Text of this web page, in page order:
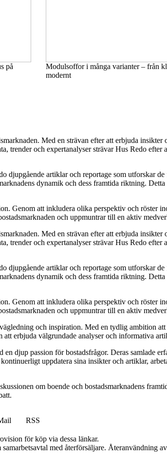
på
Modulsoffor i många varianter – från
modernt
Med en strävan efter att erbjuda
trender och expertanalyser strävar Hus Redo
artiklar och reportage som utforskar
dynamik och dess framtida riktning.
Genom att inkludera olika perspektiv och röster
och uppmuntrar till en aktiv
Med en strävan efter att erbjuda
trender och expertanalyser strävar Hus Redo
artiklar och reportage som utforskar
dynamik och dess framtida riktning.
Genom att inkludera olika perspektiv och röster
och uppmuntrar till en aktiv
och inspiration. Med en tydlig ambition
erbjuda välgrundade analyser och informativa
djup passion för bostadsfrågor. Deras samlade
uppdatera sina insikter och artiklar,
om boende och bostadsmarknadens
RSS
för köp via dessa länkar.
med återförsäljare. Återanvändning